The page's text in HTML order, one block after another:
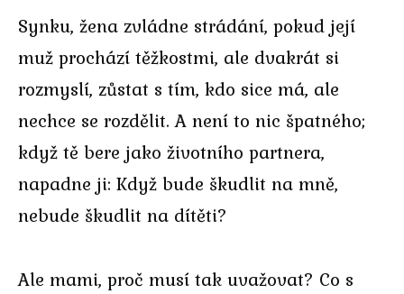
Synku, žena zvládne strádání, pokud její
muž prochází těžkostmi, ale dvakrát si
rozmyslí, zůstat s tím, kdo sice má, ale
nechce se rozdělit. A není to nic špatného;
když tě bere jako životního partnera,
napadne ji: Když bude škudlit na mně,
nebude škudlit na dítěti?
Ale mami, proč musí tak uvažovat? Co s